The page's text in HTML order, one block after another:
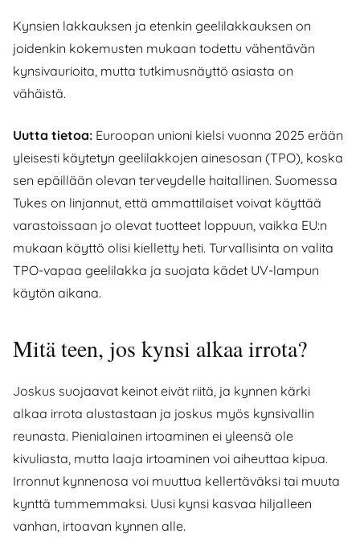
Kynsien lakkauksen ja etenkin geelilakkauksen on
joidenkin kokemusten mukaan todettu vähentävän
kynsivaurioita, mutta tutkimusnäyttö asiasta on
vähäistä.
Uutta tietoa: Euroopan unioni kielsi vuonna 2025 erään
yleisesti käytetyn geelilakkojen ainesosan (TPO), koska
sen epäillään olevan terveydelle haitallinen. Suomessa
Tukes on linjannut, että ammattilaiset voivat käyttää
varastoissaan jo olevat tuotteet loppuun, vaikka EU:n
mukaan käyttö olisi kielletty heti. Turvallisinta on valita
TPO-vapaa geelilakka ja suojata kädet UV-lampun
käytön aikana.
Mitä teen, jos kynsi alkaa irrota?
Joskus suojaavat keinot eivät riitä, ja kynnen kärki
alkaa irrota alustastaan ja joskus myös kynsivallin
reunasta. Pienialainen irtoaminen ei yleensä ole
kivuliasta, mutta laaja irtoaminen voi aiheuttaa kipua.
Irronnut kynnenosa voi muuttua kellertäväksi tai muuta
kynttä tummemmaksi. Uusi kynsi kasvaa hiljalleen
vanhan, irtoavan kynnen alle.